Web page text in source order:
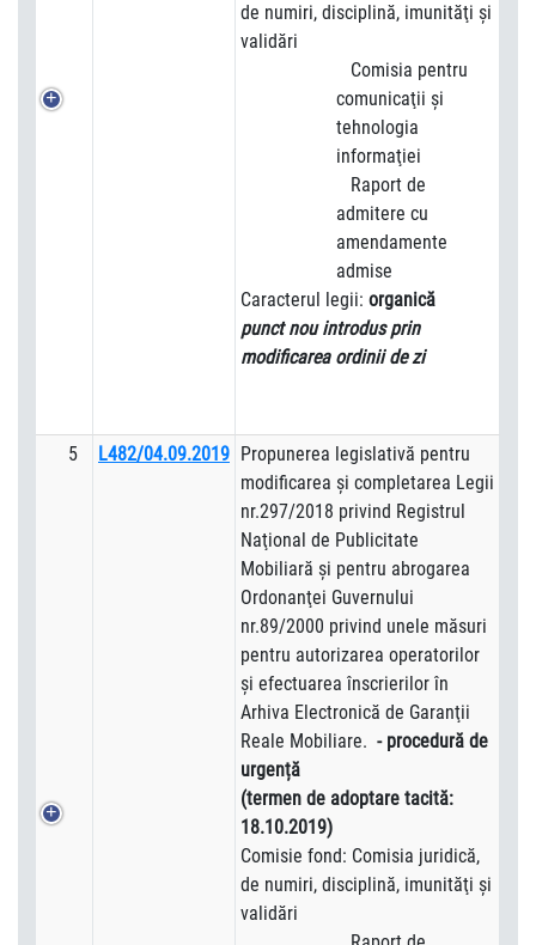
de numiri, disciplină, imunităţi şi
validări
Comisia pentru
comunicaţii şi
tehnologia
informaţiei
Raport de
admitere cu
amendamente
admise
Caracterul legii: organică
punct nou introdus prin
modificarea ordinii de zi
5 L482/04.09.2019 Propunerea legislativă pentru
modificarea şi completarea Legii
nr.297/2018 privind Registrul
Naţional de Publicitate
Mobiliară şi pentru abrogarea
Ordonanţei Guvernului
nr.89/2000 privind unele măsuri
pentru autorizarea operatorilor
şi efectuarea înscrierilor în
Arhiva Electronică de Garanţii
Reale Mobiliare. - procedură de
urgență
(termen de adoptare tacită:
18.10.2019)
Comisie fond: Comisia juridică,
de numiri, disciplină, imunităţi şi
validări